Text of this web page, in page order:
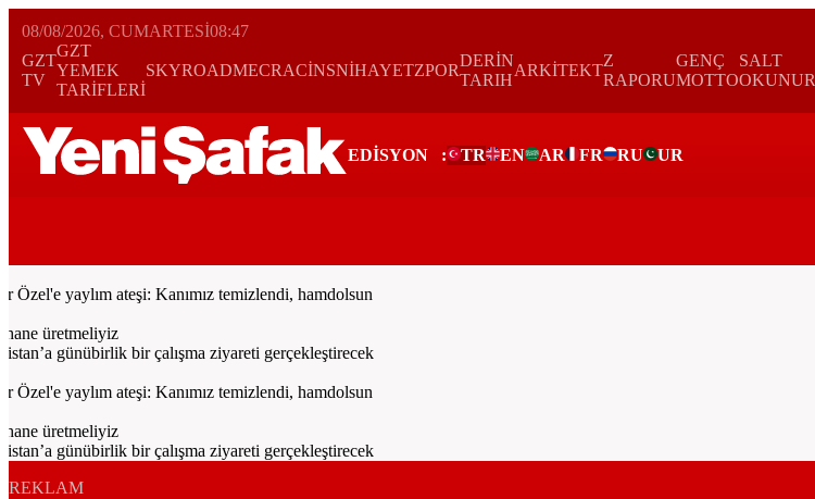
08/08/2026, CUMARTESI08:47
GZT
TV
GZT
YEMEK
TARİFLERİ
SKYROADMECRACİNSNİHAYETZPOR
DERİN
TARIH
ARKİTEKT
Z
RAPORU
GENÇ
MOTTO
SALT
OKUNUR
EDİSYON : TR EN AR FR RU UR
yaylım ateşi: Kanımız temizlendi, hamdolsun
üretmeliyiz
günübirlik bir çalışma ziyareti gerçekleştirecek
yaylım ateşi: Kanımız temizlendi, hamdolsun
üretmeliyiz
günübirlik bir çalışma ziyareti gerçekleştirecek
REKLAM